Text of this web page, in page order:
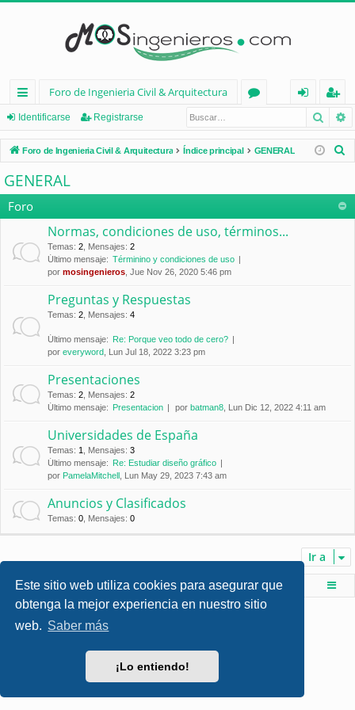
Este sitio web utiliza cookies para asegurar que
obtenga la mejor experiencia en nuestro sitio
web. Saber más
¡Lo entiendo!
nl
ac
es
rá
pi
d
os
Foro de Ingenieria Civil & Arquitectura
os
nt
ifi
eg
ist
ra
Identificarse Registrarse
Foro de Ingenieria Civil & Arquitectura Índice principal GENERAL
a
GENERAL
Foro
Normas, condiciones de uso, términos...
Temas: 2 Mensajes: 2
Último mensaje: Términino y condiciones de uso
por mosingenieros , Jue Nov 26, 2020 5:46 pm
Preguntas y Respuestas
Temas: 2 Mensajes: 4
Último mensaje: Re: Porque veo todo de cero?
por everyword , Lun Jul 18, 2022 3:23 pm
Presentaciones
Temas: 2 Mensajes: 2
Último mensaje: Presentacion por batman8 , Lun Dic 12, 2022 4:11 am
Universidades de España
Temas: 1 Mensajes: 3
Último mensaje: Re: Estudiar diseño gráfico
por PamelaMitchell , Lun May 29, 2023 7:43 am
Anuncios y Clasificados
Temas: 0 Mensajes: 0
Ir a
Foro de Ingenieria Civil & Arquitectura Índice principal
Desarrollado por
Style por
Condiciones